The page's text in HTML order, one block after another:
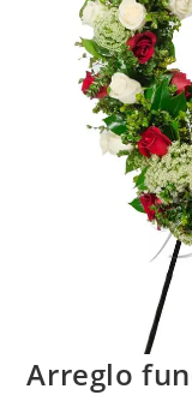
Arreglo